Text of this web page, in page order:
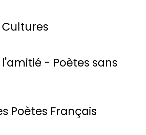
Cultures
- Poètes sans
Poètes Français